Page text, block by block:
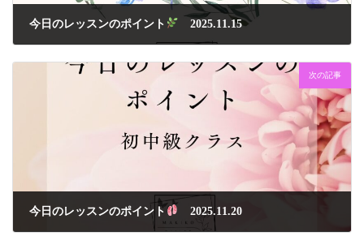
今日のレッスンのポイント 2025.11.15
次の記事
今日のレッスンのポイント 2025.11.20